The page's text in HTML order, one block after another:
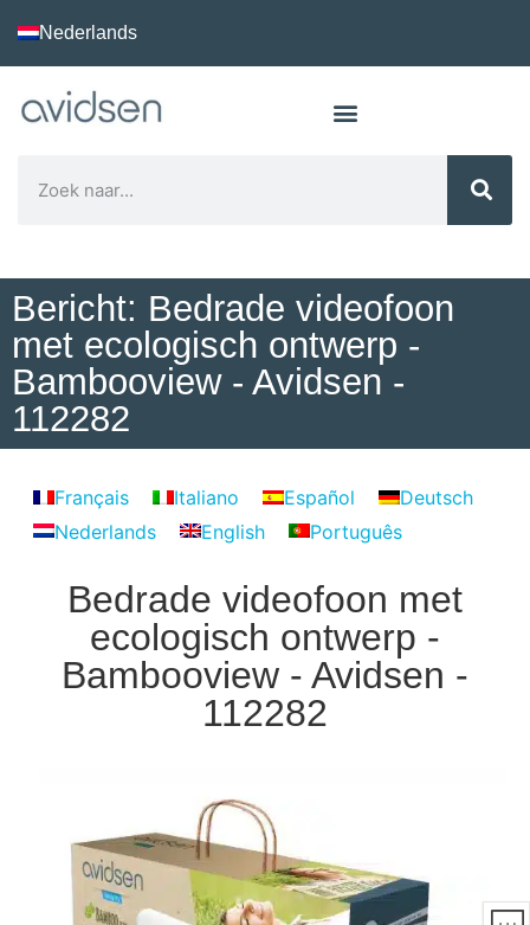
Nederlands
Bericht: Bedrade videofoon
met ecologisch ontwerp -
Bambooview - Avidsen -
112282
Français Italiano Español
Deutsch
Nederlands
English Português
Bedrade videofoon met
ecologisch ontwerp -
Bambooview - Avidsen -
112282